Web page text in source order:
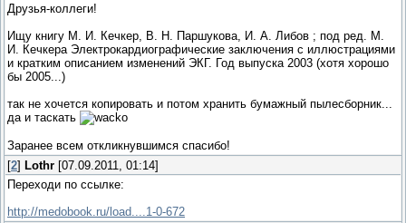
Друзья-коллеги!
Ищу книгу М. И. Кечкер, В. Н. Паршукова, И. А. Либов ; под ред. М.
И. Кечкера Электрокардиографические заключения с иллюстрациями
и кратким описанием изменений ЭКГ. Год выпуска 2003 (хотя хорошо
бы 2005...)
так не хочется копировать и потом хранить бумажный пылесборник...
да и таскать
Заранее всем откликнувшимся спасибо!
[2] Lothr [07.09.2011, 01:14]
Переходи по ссылке:
http://medobook.ru/load....1-0-672